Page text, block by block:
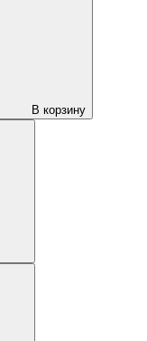
В корзину